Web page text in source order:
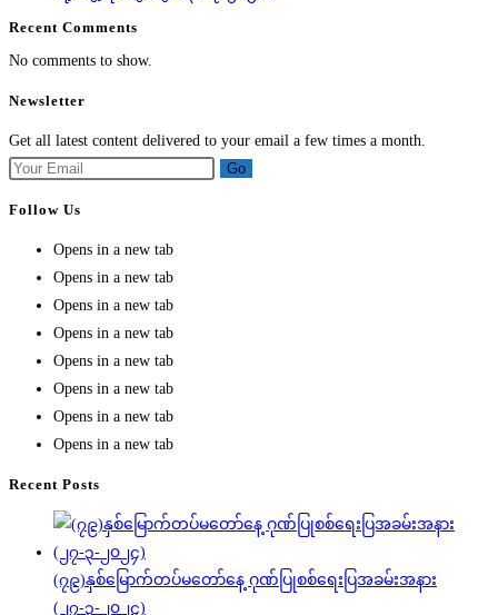
Recent Comments
No comments to show.
Newsletter
Get all latest content delivered to your email a few times a month.
Go
Follow Us
Opens in a new tab
Opens in a new tab
Opens in a new tab
Opens in a new tab
Opens in a new tab
Opens in a new tab
Opens in a new tab
Opens in a new tab
Recent Posts
(၇၉)နှစ်မြောက်တပ်မတော်နေ့ ဂုဏ်ပြုစစ်ရေးပြအခမ်းအနား
(၂၇-၃-၂၀၂၄)